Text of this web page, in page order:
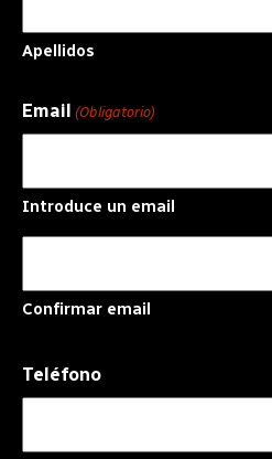
Apellidos
Email (Obligatorio)
Introduce un email
Confirmar email
Teléfono